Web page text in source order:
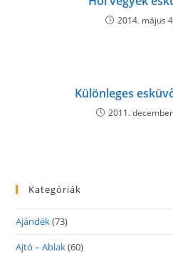
2014. május
Különleges
2011.
Kategóriák
Ajándék(73)
Ajtó – Ablak(60)